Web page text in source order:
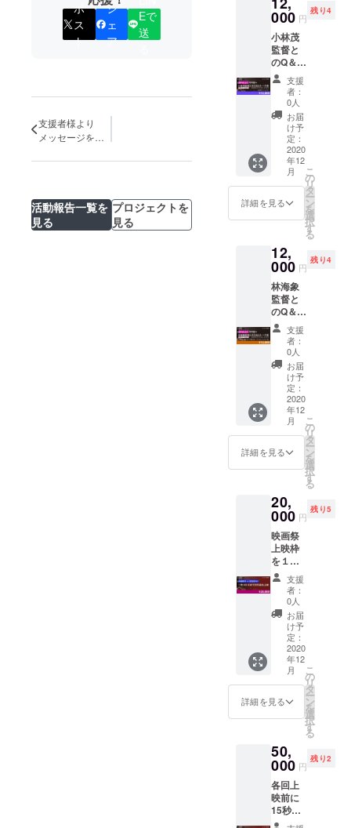
ポ
ス
ト
シ
ェ
ア
Eで
送
支援者様より
メッセージをい
(13)
活動報告一覧を
見る
プロジェクトを
見る
お名
前、も
しくは
掲載不
要の場
合は備
考欄に
記載願
いま
す。）
000 円
残り4
小林茂
監督と
のQ＆A
トーク
券
（ZOO
Mによ
り2020
年12月
ごろ映
画祭開
催日と
は別日
に行い
ます。
約15
記念品
として
小林茂
監督の
サイン
色紙。
サポー
ターと
して各
回上映
前にお
名前を
掲載い
たしま
す。フ
リー券
１枚。
チョコ
ラ！）
（※ 掲
載をご
希望の
お名
前、も
しくは
掲載不
要の場
合は備
考欄に
記載願
いま
す。）
支援
者：
0人
お届
け予
定：
2020
年12
月
詳細を見る
こ
の
リ
タ
ー
ン
を
選
択
す
る
12,
000 円
残り4
林海象
監督と
のQ＆A
トーク
券
（ZOO
Mによ
り2020
年12月
ごろ映
画祭開
催日と
は別日
に行い
ます。
約15
記念品
として
林海象
監督の
サイン
色紙。
サポー
ターと
して各
回上映
前にお
名前を
掲載い
たしま
す。フ
リー券
１枚。
ように
眠りた
い デ
ジタル
リマス
ター
支援
者：
0人
お届
け予
定：
2020
年12
月
詳細を見る
こ
の
リ
タ
ー
ン
を
選
択
す
る
20,
000 円
残り5
映画祭
上映枠
を１枠
40分以
内の作
支援
者：
0人
お届
け予
定：
2020
年12
月
詳細を見る
こ
の
リ
タ
ー
ン
を
選
択
す
る
50,
000 円
残り2
各回上
映前に
15秒の
CMを流